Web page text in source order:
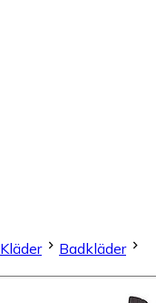
Kläder
Badkläder